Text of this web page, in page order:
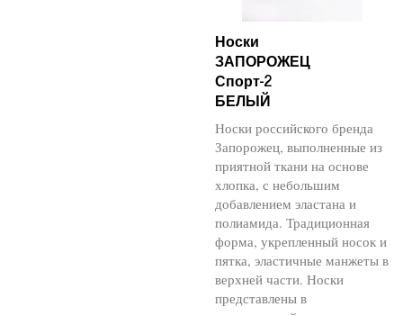
Носки
ЗАПОРОЖЕЦ
Спорт-2
БЕЛЫЙ
Носки российского бренда
Запорожец, выполненные из
приятной ткани на основе
хлопка, с небольшим
добавлением эластана и
полиамида. Традиционная
форма, укрепленный носок и
пятка, эластичные манжеты в
верхней части. Носки
представлены в